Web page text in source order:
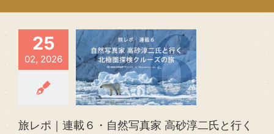
25
02, 2026
旅レポ｜連載６・自然写真家 高砂淳二氏と行く